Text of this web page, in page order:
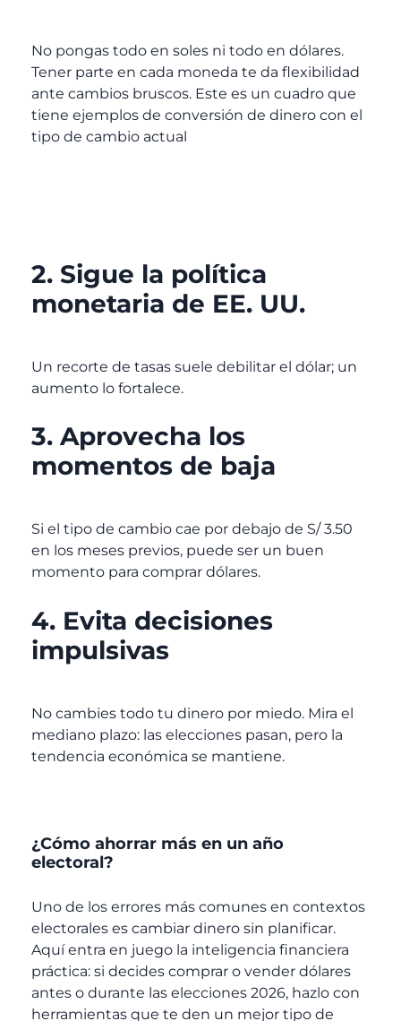
No pongas todo en soles ni todo en dólares.
Tener parte en cada moneda te da flexibilidad
ante cambios bruscos. Este es un cuadro que
tiene ejemplos de conversión de dinero con el
tipo de cambio actual
2. Sigue la política
monetaria de EE. UU.
Un recorte de tasas suele debilitar el dólar; un
aumento lo fortalece.
3. Aprovecha los
momentos de baja
Si el tipo de cambio cae por debajo de S/ 3.50
en los meses previos, puede ser un buen
momento para comprar dólares.
4. Evita decisiones
impulsivas
No cambies todo tu dinero por miedo. Mira el
mediano plazo: las elecciones pasan, pero la
tendencia económica se mantiene.
¿Cómo ahorrar más en un año
electoral?
Uno de los errores más comunes en contextos
electorales es cambiar dinero sin planificar.
Aquí entra en juego la inteligencia financiera
práctica: si decides comprar o vender dólares
antes o durante las elecciones 2026, hazlo con
herramientas que te den un mejor tipo de